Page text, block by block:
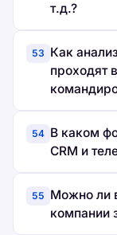
т.д.?
53 Как
проходят
54 В каком
CRM и
55 Можно ли
компании